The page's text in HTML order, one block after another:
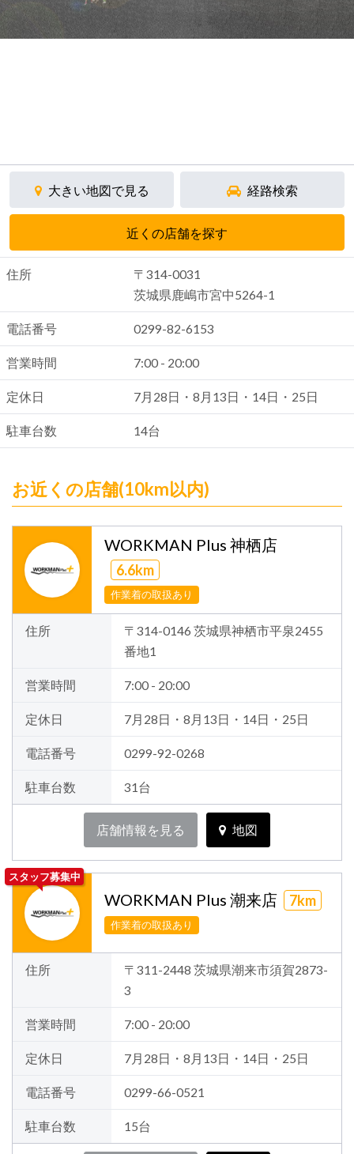
大きい地図で見る 経路検索
近くの店舗を探す
住所
〒314-0031
茨城県鹿嶋市宮中5264-1
電話番号 0299-82-6153
営業時間 7:00 - 20:00
定休日 7月28日・8月13日・14日・25日
駐車台数 14台
お近くの店舗(10km以内)
WORKMAN Plus 神栖店
6.6km
作業着の取扱あり
住所
〒314-0146 茨城県神栖市平泉2455
番地1
営業時間 7:00 - 20:00
定休日 7月28日・8月13日・14日・25日
電話番号 0299-92-0268
駐車台数 31台
店舗情報を見る 地図
スタッフ募集中
WORKMAN Plus 潮来店 7km
作業着の取扱あり
住所
〒311-2448 茨城県潮来市須賀2873-
3
営業時間 7:00 - 20:00
定休日 7月28日・8月13日・14日・25日
電話番号 0299-66-0521
駐車台数 15台